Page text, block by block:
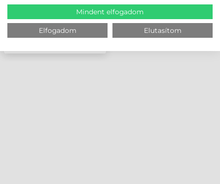
Mindent elfogadom
Elfogadom Elutasítom